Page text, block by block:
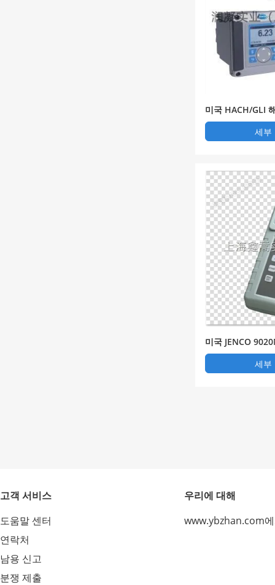
미국 HACH/GLI
법]
세부
미국 JENCO
정기
세부
고객 서비스
도움말 센터
연락처
남용 신고
분쟁 제출
우리에 대해
www.ybzhan.com